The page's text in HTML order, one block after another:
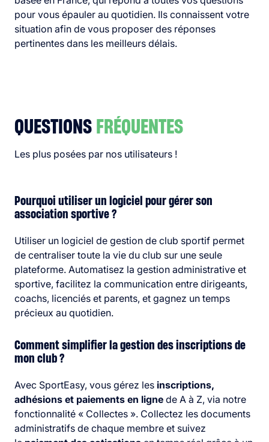
pour vous épauler au quotidien. Ils connaissent votre
situation afin de vous proposer des réponses
pertinentes dans les meilleurs délais.
QUESTIONS FRÉQUENTES
Les plus posées par nos utilisateurs !
Pourquoi utiliser un logiciel pour gérer son
association sportive ?
Utiliser un logiciel de gestion de club sportif permet
de centraliser toute la vie du club sur une seule
plateforme. Automatisez la gestion administrative et
sportive, facilitez la communication entre dirigeants,
coachs, licenciés et parents, et gagnez un temps
précieux au quotidien.
Comment simplifier la gestion des inscriptions de
mon club ?
Avec SportEasy, vous gérez les inscriptions,
adhésions et paiements en ligne de A à Z, via notre
fonctionnalité « Collectes ». Collectez les documents
administratifs de chaque membre et suivez